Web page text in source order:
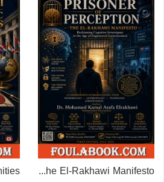
Prisoner of Perception: The El-Rakhawi Manifesto